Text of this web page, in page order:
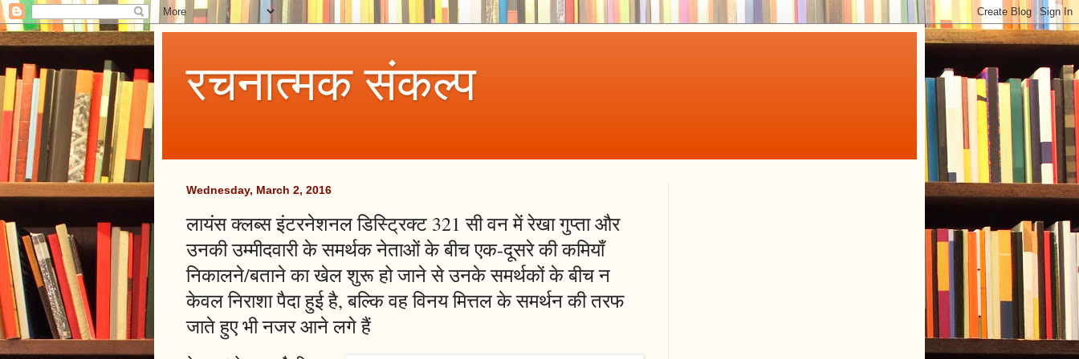
रचनात्मक संकल्प
Wednesday, March 2, 2016
लायंस क्लब्स इंटरनेशनल डिस्ट्रिक्ट 321 सी वन में रेखा गुप्ता और
उनकी उम्मीदवारी के समर्थक नेताओं के बीच एक-दूसरे की कमियाँ
निकालने/बताने का खेल शुरू हो जाने से उनके समर्थकों के बीच न
केवल निराशा पैदा हुई है, बल्कि वह विनय मित्तल के समर्थन की तरफ
जाते हुए भी नजर आने लगे हैं